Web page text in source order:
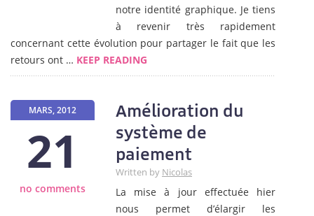
notre identité graphique. Je tiens
à revenir très rapidement
concernant cette évolution pour partager le fait que les
retours ont … KEEP READING
MARS, 2012
21
no comments
Amélioration du
système de
paiement
Written by Nicolas
La mise à jour effectuée hier
nous permet d’élargir les